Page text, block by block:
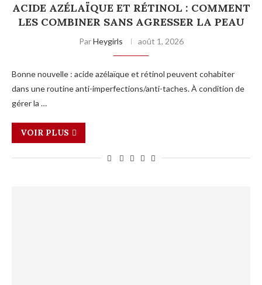
ACIDE AZÉLAÏQUE ET RÉTINOL : COMMENT
LES COMBINER SANS AGRESSER LA PEAU
ParHeygirls août 1, 2026
Bonne nouvelle : acide azélaïque et rétinol peuvent cohabiter
dans une routine anti-imperfections/anti-taches. À condition de
gérer la …
VOIR PLUS